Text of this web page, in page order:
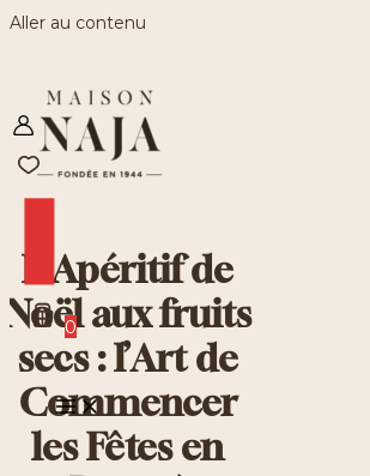
Aller au contenu
0
L’Apéritif de
Noël aux fruits
secs : l’Art de
Commencer
les Fêtes en